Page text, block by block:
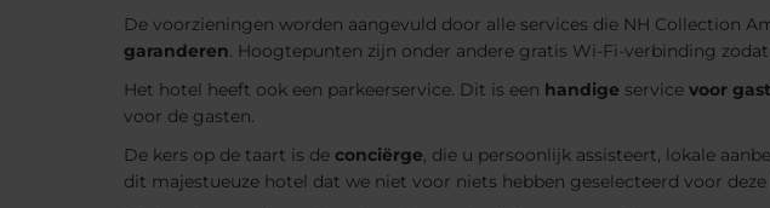
De voorzieningen worden aangevuld door alle services die NH Collection
garanderen. Hoogtepunten zijn onder andere gratis Wi-Fi-verbinding
Het hotel heeft ook een parkeerservice. Dit is een handige service voor
voor de gasten.
De kers op de taart is de conciërge, die u persoonlijk assisteert, lokale
dit majestueuze hotel dat we niet voor niets hebben geselecteerd voor deze